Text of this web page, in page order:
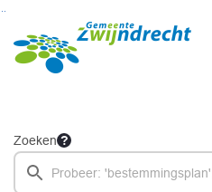
Ga naar de inhoud van deze pagina
Ga naar het zoeken
Ga naar het menu
Zoeken